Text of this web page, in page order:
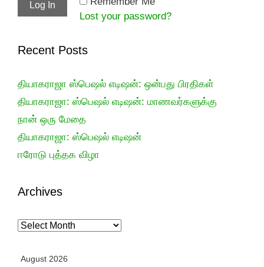
Lost your password?
Recent Posts
தியாகராஜா ஸ்பெஷல் எடிஷன்: ஒன்பது பிரதிகள்
தியாகராஜா: ஸ்பெஷல் எடிஷன்: மாணவர்களுக்கு
நான் ஒரு மேதை
தியாகராஜா: ஸ்பெஷல் எடிஷன்
ஈரோடு புத்தக விழா
Archives
Archives
August 2026